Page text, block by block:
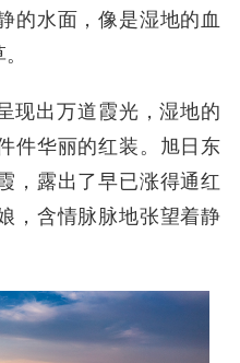
的水面，像是湿地的血
现出万道霞光，湿地的
件华丽的红装。旭日东
，露出了早已涨得通红
，含情脉脉地张望着静